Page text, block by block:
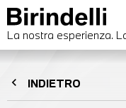
La nostra esperienza.
chevron_left INDIETRO